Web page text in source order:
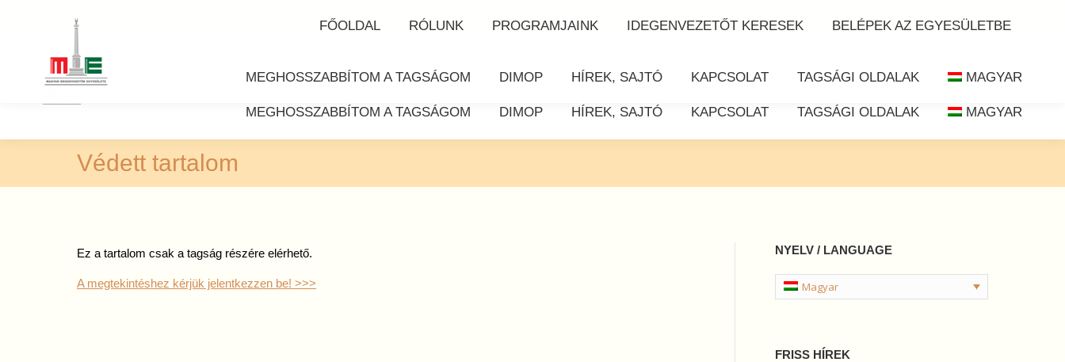
opens
in
Üdvözöljük a Magyar Idegenvezetők Egyesületének honlapján!
MEGHOSSZABBÍTOM A TAGSÁGOM DIMOP HÍREK, SAJTÓ KAPCSOLAT TAGSÁGI OLDALAK MAGYAR
Védett tartalom
Ez a tartalom csak a tagság részére elérhető.
A megtekintéshez kérjük jelentkezzen be! >>>
NYELV / LANGUAGE
Magyar
FRISS HÍREK
FŐOLDAL RÓLUNK PROGRAMJAINK IDEGENVEZETŐT KERESEK BELÉPEK AZ EGYESÜLETBE
MEGHOSSZABBÍTOM A TAGSÁGOM DIMOP HÍREK, SAJTÓ KAPCSOLAT TAGSÁGI OLDALAK MAGYAR